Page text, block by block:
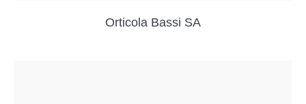
Orticola Bassi SA